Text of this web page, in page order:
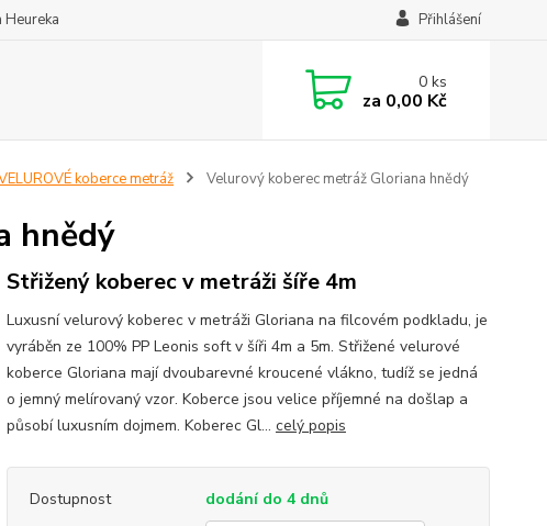
Heureka Přihlášení
0ks
za 0,00 Kč
koberce metráž Velurový koberec metráž Gloriana hnědý
hnědý
Střižený koberec v metráži šíře 4m
Luxusní velurový koberec v metráži Gloriana na filcovém podkladu, je
vyráběn ze 100% PP Leonis soft v šíři 4m a 5m. Střižené velurové
koberce Gloriana mají dvoubarevné kroucené vlákno, tudíž se jedná
o jemný melírovaný vzor. Koberce jsou velice příjemné na došlap a
působí luxusním dojmem. Koberec Gl... celý popis
Dostupnost
dodání do 4 dnů